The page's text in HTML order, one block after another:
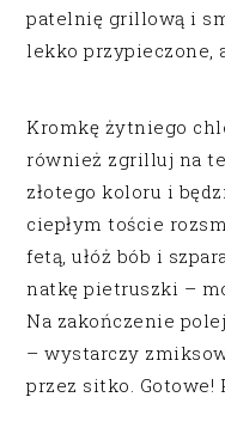
patelnię grillową i
lekko przypieczone,
Kromkę żytniego
również zgrilluj na
złotego koloru i
ciepłym toście
fetą, ułóż bób i
natkę pietruszki –
Na zakończenie
– wystarczy
przez sitko. Gotowe!